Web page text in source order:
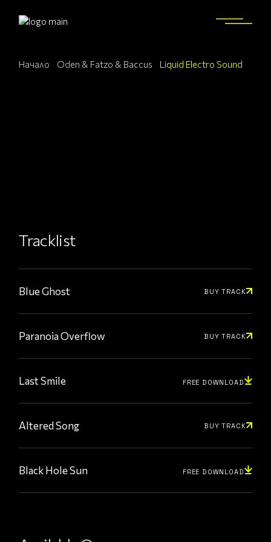
Начало Oden & Fatzo & Baccus Liquid Electro Sound
Tracklist
Blue Ghost BUY TRACK
Paranoia Overflow BUY TRACK
Last Smile FREE DOWNLOAD
Altered Song BUY TRACK
Black Hole Sun FREE DOWNLOAD